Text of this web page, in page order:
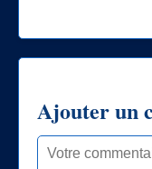
Ajouter un